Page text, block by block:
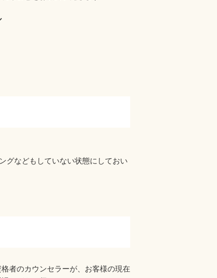
グなどもしていない状態にしておい
者のカウンセラーが、お客様の現在